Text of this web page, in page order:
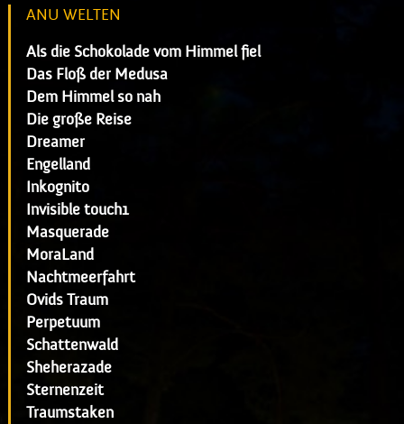
ANU WELTEN
Als die Schokolade vom Himmel fiel
Das Floß der Medusa
Dem Himmel so nah
Die große Reise
Dreamer
Engelland
Inkognito
Invisible touch1
Masquerade
MoraLand
Nachtmeerfahrt
Ovids Traum
Perpetuum
Schattenwald
Sheherazade
Sternenzeit
Traumstaken